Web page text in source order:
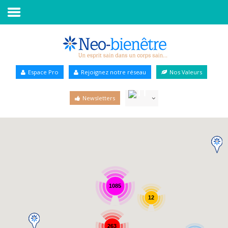
Annuaire Bien-être
Espace Pro Rejoignez notre réseau Nos Valeurs
Newsletters
1085
263
12